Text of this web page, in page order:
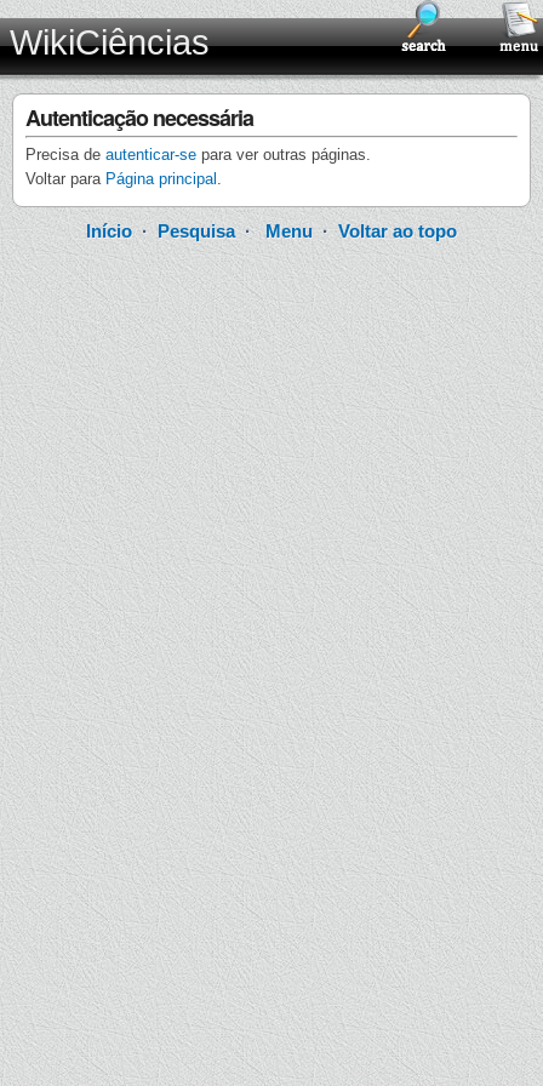
WikiCiências
Autenticação necessária
Precisa de autenticar-se para ver outras páginas.
Voltar para Página principal .
Início · Pesquisa·Menu ·Voltar ao topo